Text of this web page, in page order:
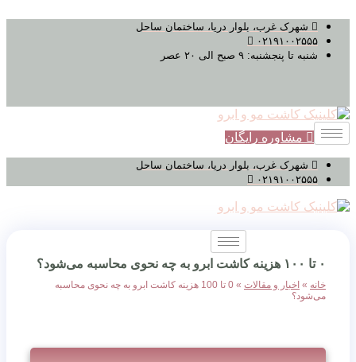
محتوا
شهرک غرب، بلوار دریا، ساختمان ساحل
۰۲۱۹۱۰۰۲۵۵۵
شنبه تا پنجشنبه: ۹ صبح الی ۲۰ عصر
مشاوره رایگان
شهرک غرب، بلوار دریا، ساختمان ساحل
۰۲۱۹۱۰۰۲۵۵۵
۰ تا ۱۰۰ هزینه کاشت ابرو به چه نحوی محاسبه می‌شود؟
خانه » اخبار و مقالات »
0 تا 100 هزینه کاشت ابرو به چه نحوی محاسبه
می‌شود؟